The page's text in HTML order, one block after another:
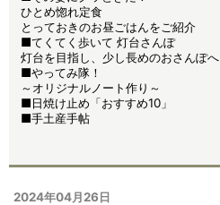
ひとめ惚れ定食
とっておきのお昼ごはんをご紹介
■てくてく歩いて 灯台さんぽ
灯台を目指し、少し長めのおさんぽへ
■やってみ隊！
～オリジナルノート作り～
■日焼け止め「おすすめ10」
■手土産手帖
2024年04月26日